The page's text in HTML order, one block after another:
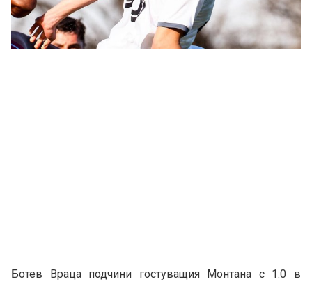
Ботев Враца подчини гостуващия Монтана с 1:0 в